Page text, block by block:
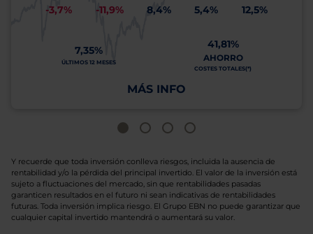
-3,7% -11,9% 8,4% 5,4% 12,5%
7,35%
ÚLTIMOS 12 MESES
41,81%
AHORRO
COSTES TOTALES(*)
MÁS INFO
Y recuerde que toda inversión conlleva riesgos, incluida la ausencia de
rentabilidad y/o la pérdida del principal invertido. El valor de la inversión está
sujeto a fluctuaciones del mercado, sin que rentabilidades pasadas
garanticen resultados en el futuro ni sean indicativas de rentabilidades
futuras. Toda inversión implica riesgo. El Grupo EBN no puede garantizar que
cualquier capital invertido mantendrá o aumentará su valor.